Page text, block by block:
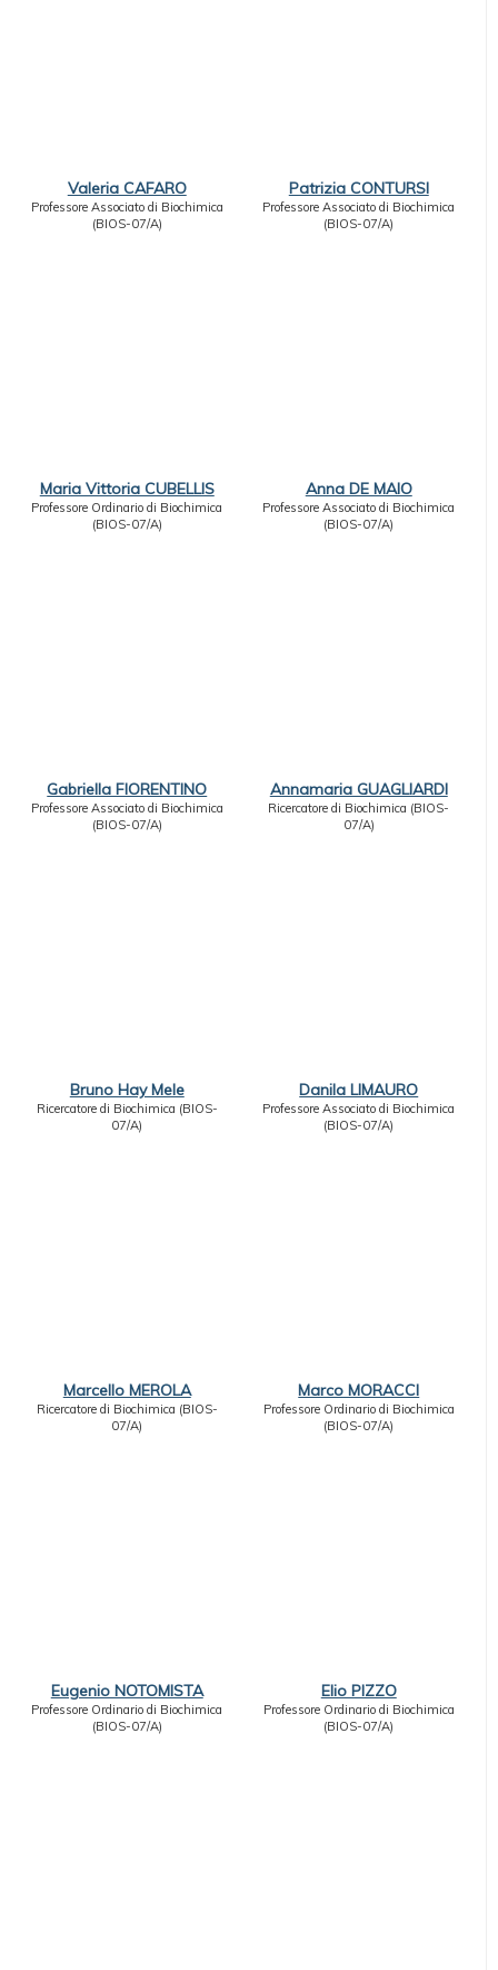
Valeria CAFARO
Professore Associato di Biochimica
(BIOS-07/A)
Patrizia CONTURSI
Professore Associato di Biochimica
(BIOS-07/A)
Maria Vittoria CUBELLIS
Professore Ordinario di Biochimica
(BIOS-07/A)
Anna DE MAIO
Professore Associato di Biochimica
(BIOS-07/A)
Gabriella FIORENTINO
Professore Associato di Biochimica
(BIOS-07/A)
Annamaria GUAGLIARDI
Ricercatore di Biochimica (BIOS-
07/A)
Bruno Hay Mele
Ricercatore di Biochimica (BIOS-
07/A)
Danila LIMAURO
Professore Associato di Biochimica
(BIOS-07/A)
Marcello MEROLA
Ricercatore di Biochimica (BIOS-
07/A)
Marco MORACCI
Professore Ordinario di Biochimica
(BIOS-07/A)
Eugenio NOTOMISTA
Professore Ordinario di Biochimica
(BIOS-07/A)
Elio PIZZO
Professore Ordinario di Biochimica
(BIOS-07/A)